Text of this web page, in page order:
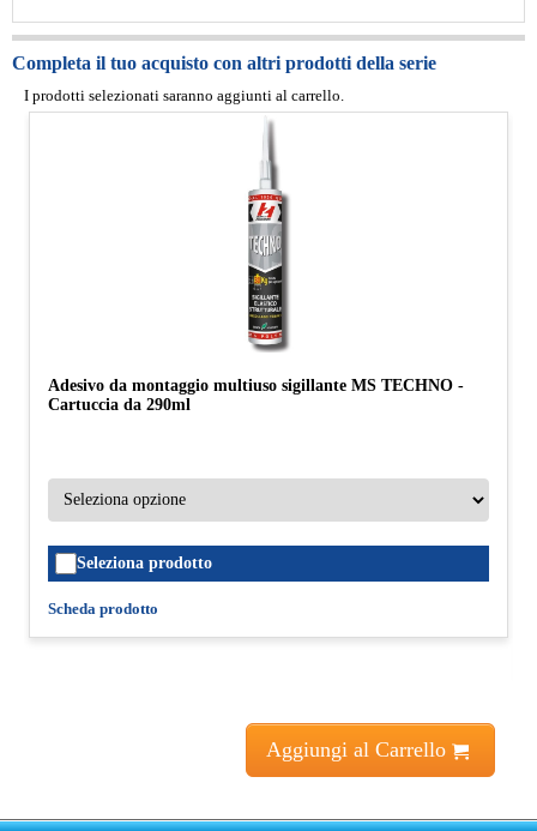
Completa il tuo acquisto con altri prodotti della serie
I prodotti selezionati saranno aggiunti al carrello.
Adesivo da montaggio multiuso sigillante MS TECHNO -
Cartuccia da 290ml
Seleziona prodotto
Scheda prodotto
Aggiungi al Carrello